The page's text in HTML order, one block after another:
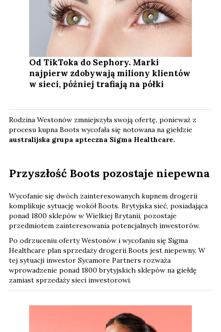
Od TikToka do Sephory. Marki
najpierw zdobywają miliony klientów
w sieci, później trafiają na półki
Rodzina Westonów zmniejszyła swoją ofertę, ponieważ z
procesu kupna Boots wycofała się notowana na giełdzie
australijska grupa apteczna Sigma Healthcare.
Przyszłość Boots pozostaje niepewna
Wycofanie się dwóch zainteresowanych kupnem drogerii
komplikuje sytuację wokół Boots. Brytyjska sieć, posiadająca
ponad 1800 sklepów w Wielkiej Brytanii, pozostaje
przedmiotem zainteresowania potencjalnych inwestorów.
Po odrzuceniu oferty Westonów i wycofaniu się Sigma
Healthcare plan sprzedaży drogerii Boots jest niepewny. W
tej sytuacji inwestor Sycamore Partners rozważa
wprowadzenie ponad 1800 brytyjskich sklepów na giełdę
zamiast sprzedaży sieci inwestorowi.